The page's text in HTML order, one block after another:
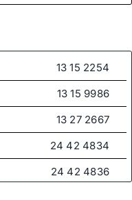
13 15 2254
13 15 9986
13 27 2667
24 42 4834
24 42 4836